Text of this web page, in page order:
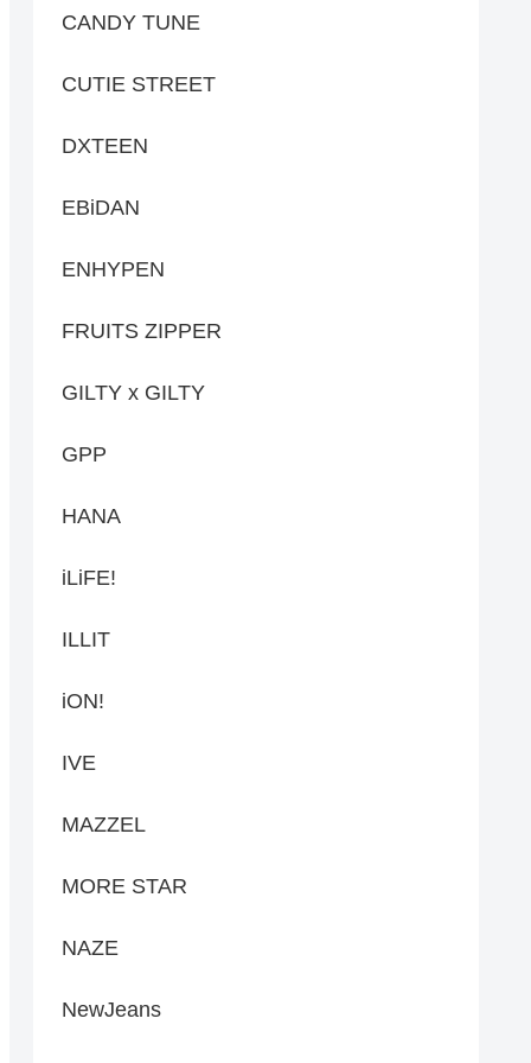
CANDY TUNE
CUTIE STREET
DXTEEN
EBiDAN
ENHYPEN
FRUITS ZIPPER
GILTY x GILTY
GPP
HANA
iLiFE!
ILLIT
iON!
IVE
MAZZEL
MORE STAR
NAZE
NewJeans